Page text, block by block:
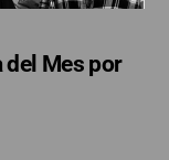
del Mes por